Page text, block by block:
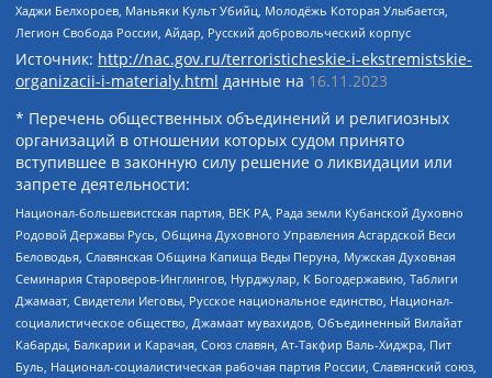
Хаджи Белхороев, Маньяки Культ Убийц, Молодёжь Которая Улыбается,
Легион Свобода России, Айдар, Русский добровольческий корпус
Источник: http://nac.gov.ru/terroristicheskie-i-ekstremistskie-
organizacii-i-materialy.html данные на 16.11.2023
* Перечень общественных объединений и религиозных
организаций в отношении которых судом принято
вступившее в законную силу решение о ликвидации или
запрете деятельности:
Национал-большевистская партия, ВЕК РА, Рада земли Кубанской Духовно
Родовой Державы Русь, Община Духовного Управления Асгардской Веси
Беловодья, Славянская Община Капища Веды Перуна, Мужская Духовная
Семинария Староверов-Инглингов, Нурджулар, К Богодержавию, Таблиги
Джамаат, Свидетели Иеговы, Русское национальное единство, Национал-
социалистическое общество, Джамаат мувахидов, Объединенный Вилайат
Кабарды, Балкарии и Карачая, Союз славян, Ат-Такфир Валь-Хиджра, Пит
Буль, Национал-социалистическая рабочая партия России, Славянский союз,